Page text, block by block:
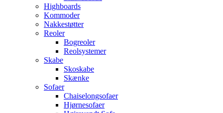
Highboards
Kommoder
Nakkestøtter
Reoler
Bogreoler
Reolsystemer
Skabe
Skoskabe
Skænke
Sofaer
Chaiselongsofaer
Hjørnesofaer